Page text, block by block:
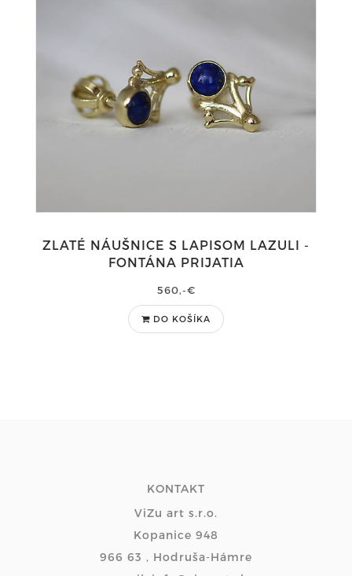
ZLATÉ NÁUŠNICE S LAPISOM LAZULI -
FONTÁNA PRIJATIA
560,-€
DO KOŠÍKA
KONTAKT
ViZu art s.r.o.
Kopanice 948
966 63 , Hodruša-Hámre